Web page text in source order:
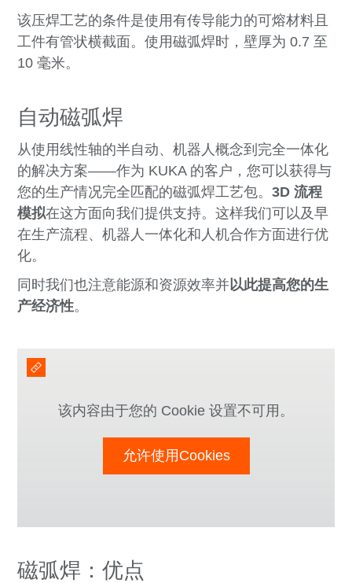
该压焊工艺的条件是使用有传导能力的可熔材料且
工件有管状横截面。使用磁弧焊时，壁厚为 0.7 至
10 毫米。
自动磁弧焊
从使用线性轴的半自动、机器人概念到完全一体化
的解决方案——作为 KUKA 的客户，您可以获得与
您的生产情况完全匹配的磁弧焊工艺包。3D 流程
模拟在这方面向我们提供支持。这样我们可以及早
在生产流程、机器人一体化和 人机合作方面进行优
化。
同时我们也注意能源和资源效率并以此提高您的生
产经济性。
该内容由于您的 Cookie 设置不可用。
允许使用Cookies
磁弧焊：优点